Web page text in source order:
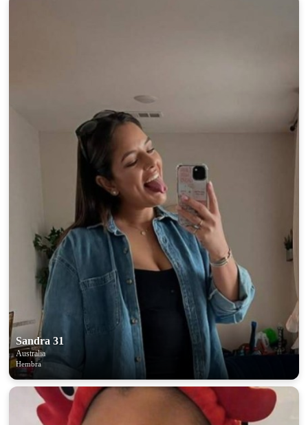
Sandra 31
Australia
Hembra